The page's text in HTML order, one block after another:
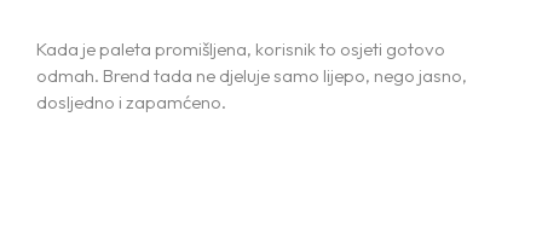
Kada je paleta promišljena, korisnik to osjeti gotovo
odmah. Brend tada ne djeluje samo lijepo, nego jasno,
dosljedno i zapamćeno.